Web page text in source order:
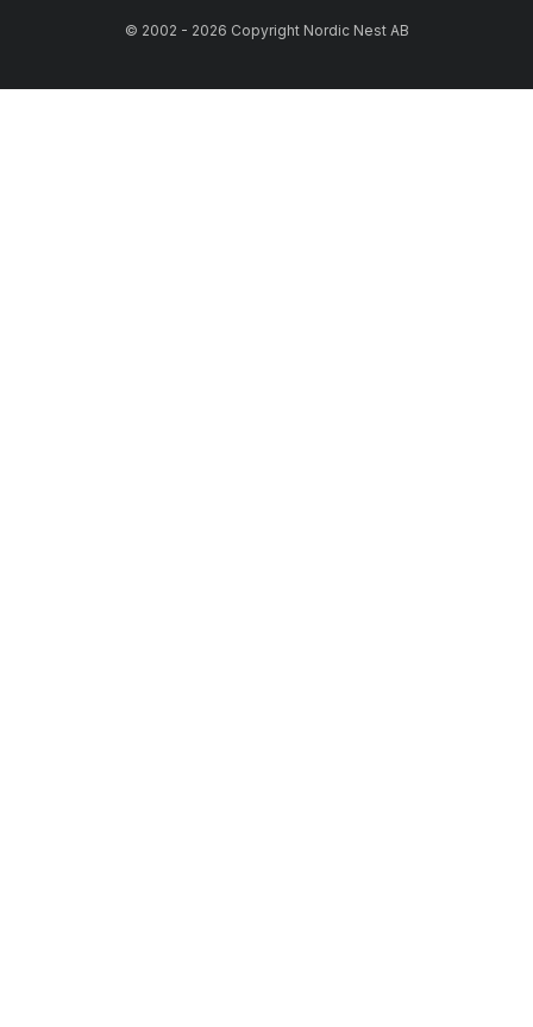
© 2002 - 2026 Copyright Nordic Nest AB